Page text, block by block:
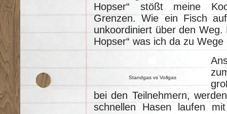
Hopser“ stößt meine
Grenzen. Wie ein Fisch
unkoordiniert über den
Hopser“ was ich da zu
Standgas vs Vollgas
bei den Teilnehmern,
schnellen Hasen laufen